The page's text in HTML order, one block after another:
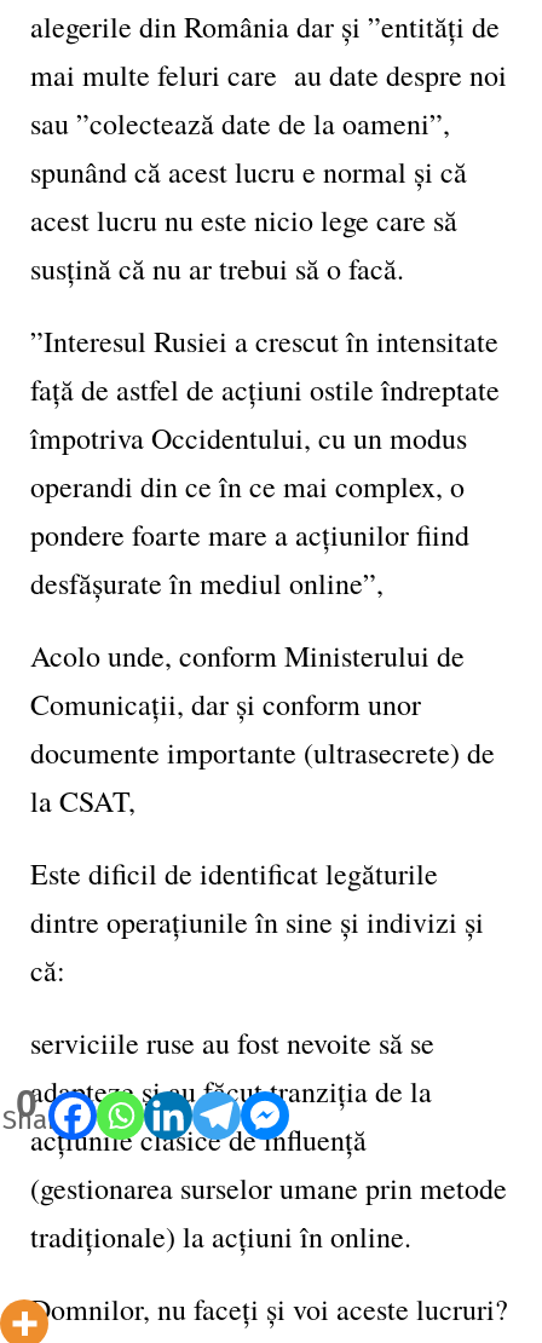
alegerile din România dar și ”entități de
mai multe feluri care au date despre noi
sau ”colectează date de la oameni”,
spunând că acest lucru e normal și că
acest lucru nu este nicio lege care să
susțină că nu ar trebui să o facă.
”Interesul Rusiei a crescut în intensitate
față de astfel de acțiuni ostile îndreptate
împotriva Occidentului, cu un modus
operandi din ce în ce mai complex, o
pondere foarte mare a acțiunilor fiind
desfășurate în mediul online”,
Acolo unde, conform Ministerului de
Comunicații, dar și conform unor
documente importante (ultrasecrete) de
la CSAT,
Este dificil de identificat legăturile
dintre operațiunile în sine și indivizi și
că:
serviciile ruse au fost nevoite să se
adapteze și au făcut tranziția de la
acțiunile clasice de influență
(gestionarea surselor umane prin metode
tradiționale) la acțiuni în online.
Domnilor, nu faceți și voi aceste lucruri?
0
Shares